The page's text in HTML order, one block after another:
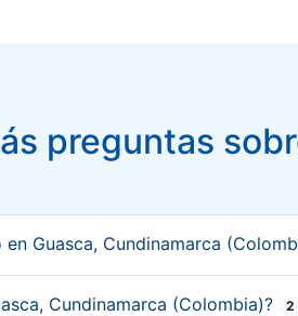
preguntas
Guasca, Cundinamarca
Cundinamarca (Colombia)? 2